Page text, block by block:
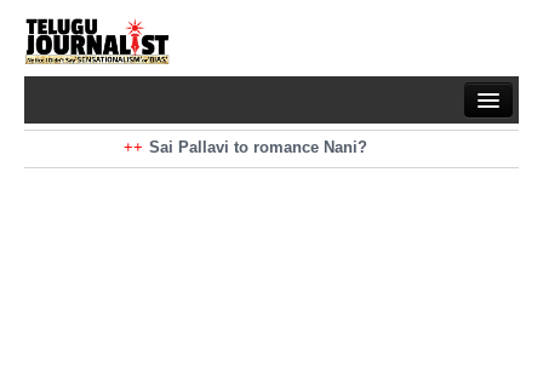
Sai Pallavi to romance Nani?
Kiara Advani to romance Pawan Kalyan